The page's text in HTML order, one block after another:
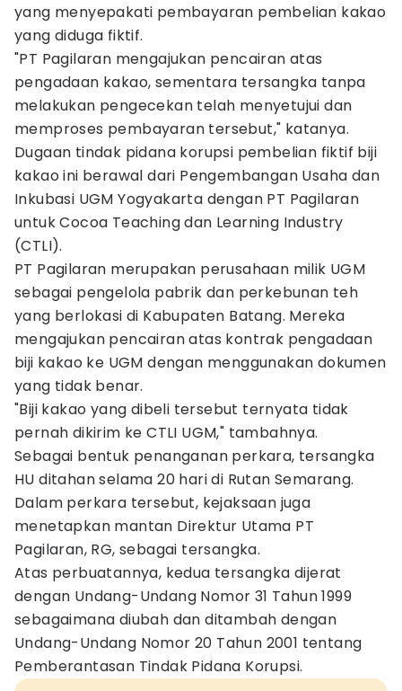
yang menyepakati pembayaran pembelian kakao
yang diduga fiktif.
"PT Pagilaran mengajukan pencairan atas
pengadaan kakao, sementara tersangka tanpa
melakukan pengecekan telah menyetujui dan
memproses pembayaran tersebut," katanya.
Dugaan tindak pidana korupsi pembelian fiktif biji
kakao ini berawal dari Pengembangan Usaha dan
Inkubasi UGM Yogyakarta dengan PT Pagilaran
untuk Cocoa Teaching dan Learning Industry
(CTLI).
PT Pagilaran merupakan perusahaan milik UGM
sebagai pengelola pabrik dan perkebunan teh
yang berlokasi di Kabupaten Batang. Mereka
mengajukan pencairan atas kontrak pengadaan
biji kakao ke UGM dengan menggunakan dokumen
yang tidak benar.
"Biji kakao yang dibeli tersebut ternyata tidak
pernah dikirim ke CTLI UGM," tambahnya.
Sebagai bentuk penanganan perkara, tersangka
HU ditahan selama 20 hari di Rutan Semarang.
Dalam perkara tersebut, kejaksaan juga
menetapkan mantan Direktur Utama PT
Pagilaran, RG, sebagai tersangka.
Atas perbuatannya, kedua tersangka dijerat
dengan Undang-Undang Nomor 31 Tahun 1999
sebagaimana diubah dan ditambah dengan
Undang-Undang Nomor 20 Tahun 2001 tentang
Pemberantasan Tindak Pidana Korupsi.